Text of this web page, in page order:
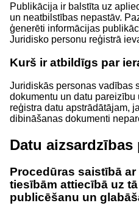
Publikācija ir balstīta uz
un neatbilstības nepastāv.
ģenerēti informācijas
Juridisko personu reģistrā
Kurš ir atbildīgs par
Juridiskās personas vadības
dokumentu un datu
reģistra datu apstrādātājam,
dibināšanas dokumenti
Datu aizsardzības
Procedūras saistībā
tiesībām attiecībā uz
publicēšanu un